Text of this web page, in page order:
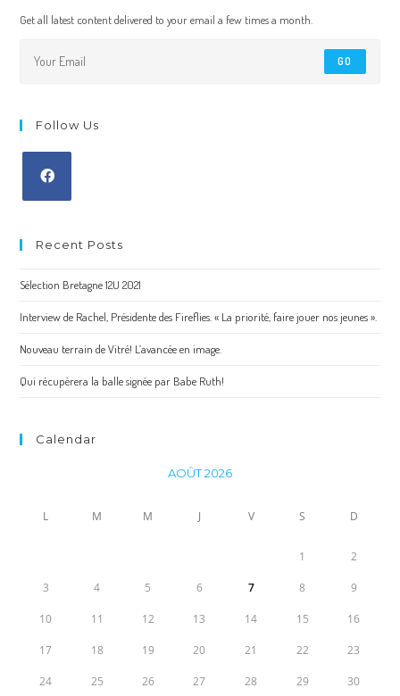
Get all latest content delivered to your email a few times a month.
GO
Follow Us
Recent Posts
Sélection Bretagne 12U 2021
Interview de Rachel, Présidente des Fireflies. « La priorité, faire jouer nos jeunes ».
Nouveau terrain de Vitré! L’avancée en image.
Qui récupèrera la balle signée par Babe Ruth!
Calendar
AOÛT 2026
L M M J V S D
1 2
3 4 5 6 7 8 9
10 11 12 13 14 15 16
17 18 19 20 21 22 23
24 25 26 27 28 29 30